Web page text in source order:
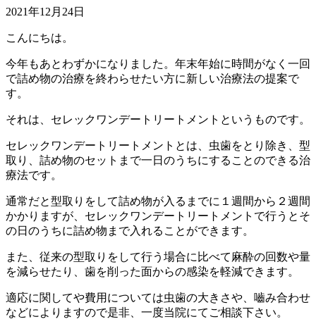
2021年12月24日
こんにちは。
今年もあとわずかになりました。年末年始に時間がなく一回
で詰め物の治療を終わらせたい方に新しい治療法の提案で
す。
それは、セレックワンデートリートメントというものです。
セレックワンデートリートメントとは、虫歯をとり除き、型
取り、詰め物のセットまで一日のうちにすることのできる治
療法です。
通常だと型取りをして詰め物が入るまでに１週間から２週間
かかりますが、セレックワンデートリートメントで行うとそ
の日のうちに詰め物まで入れることができます。
また、従来の型取りをして行う場合に比べて麻酔の回数や量
を減らせたり、歯を削った面からの感染を軽減できます。
適応に関してや費用については虫歯の大きさや、嚙み合わせ
などによりますので是非、一度当院にてご相談下さい。